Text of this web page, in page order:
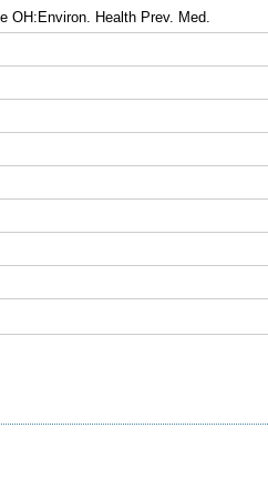
OH:Environ. Health Prev. Med.